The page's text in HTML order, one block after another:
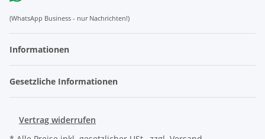
(WhatsApp Business - nur Nachrichten!)
Informationen
Gesetzliche Informationen
Vertrag widerrufen